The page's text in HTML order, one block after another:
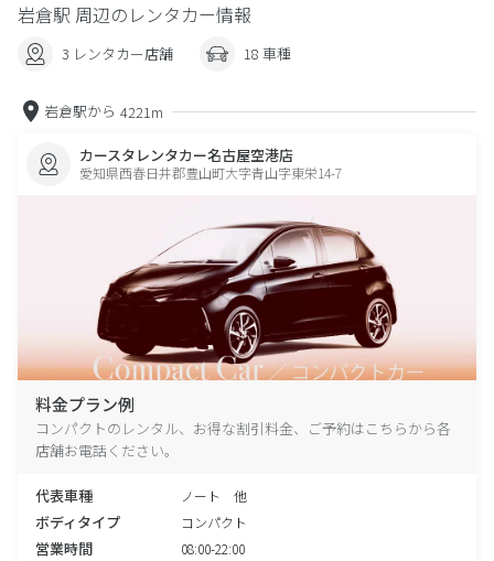
岩倉駅 周辺のレンタカー情報
3 レンタカー店舗 18 車種
岩倉駅から 4221m
カースタレンタカー名古屋空港店
愛知県西春日井郡豊山町大字青山字東栄14-7
料金プラン例
コンパクトのレンタル、お得な割引料金、ご予約はこちらから各
店舗お電話ください。
代表車種 ノート 他
ボディタイプ コンパクト
営業時間 08:00-22:00